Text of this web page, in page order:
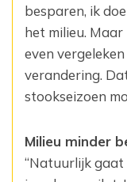
besparen, ik
het milieu.
even
verandering.
stookseizoen
Milieu minder
“Natuurlijk gaat